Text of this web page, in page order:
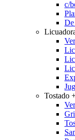
c/
Tostado